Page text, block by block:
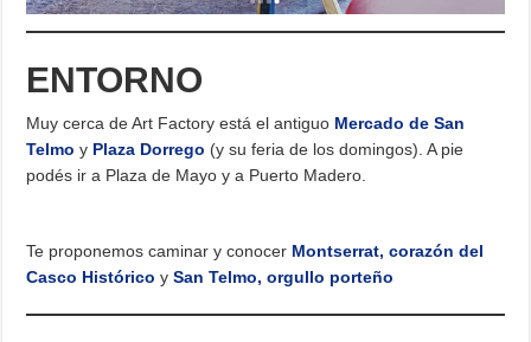
ENTORNO
Muy cerca de Art Factory está el antiguo Mercado de San
Telmo y Plaza Dorrego (y su feria de los domingos). A pie
podés ir a Plaza de Mayo y a Puerto Madero.
Te proponemos caminar y conocer Montserrat, corazón del
Casco HistóricoySan Telmo, orgullo porteño